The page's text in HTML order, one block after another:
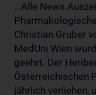
...Alle News
Christian Gruber
MedUni Wien
geehrt. Der
Österreichischen
jährlich verliehen,